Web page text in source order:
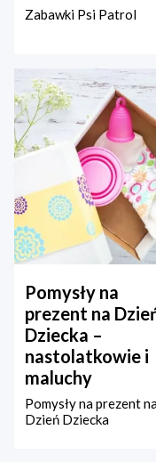
Zabawki Psi Patrol
Pomysły na
prezent na
Dziecka –
nastolatkowie i
maluchy
Pomysły na prezent
Dzień Dziecka